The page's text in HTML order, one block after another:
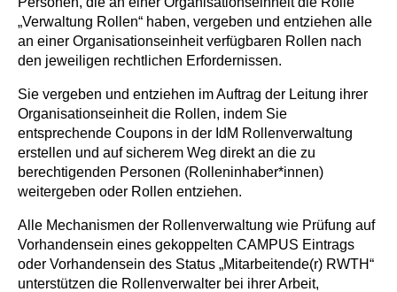
„Verwaltung Rollen“ haben, vergeben und entziehen alle
an einer Organisationseinheit verfügbaren Rollen nach
den jeweiligen rechtlichen Erfordernissen.
Sie vergeben und entziehen im Auftrag der Leitung ihrer
Organisationseinheit die Rollen, indem Sie
entsprechende Coupons in der IdM Rollenverwaltung
erstellen und auf sicherem Weg direkt an die zu
berechtigenden Personen (Rolleninhaber*innen)
weitergeben oder Rollen entziehen.
Alle Mechanismen der Rollenverwaltung wie Prüfung auf
Vorhandensein eines gekoppelten CAMPUS Eintrags
oder Vorhandensein des Status „Mitarbeitende(r) RWTH“
unterstützen die Rollenverwalter bei ihrer Arbeit,